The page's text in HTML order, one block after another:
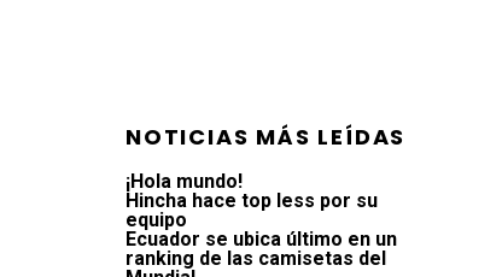
NOTICIAS MÁS LEÍDAS
¡Hola mundo!
Hincha hace top less por su
equipo
Ecuador se ubica último en un
ranking de las camisetas del